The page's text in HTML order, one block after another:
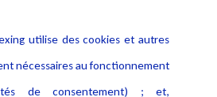
utilise des cookies et autres
nécessaires au fonctionnement
de consentement) ; et,